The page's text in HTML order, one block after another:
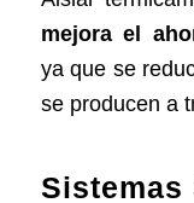
mejora el
ya que se
se producen a
Sistemas